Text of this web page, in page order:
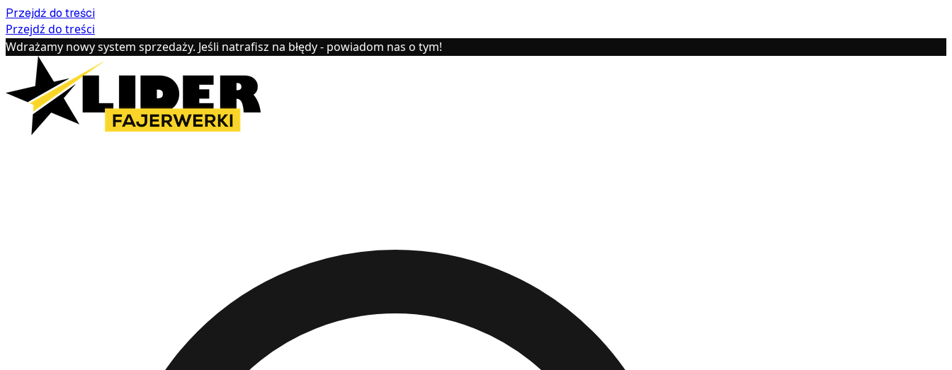
Przejdź do treści
Przejdź do treści
Wdrażamy nowy system sprzedaży. Jeśli natrafisz na błędy - powiadom nas o tym!